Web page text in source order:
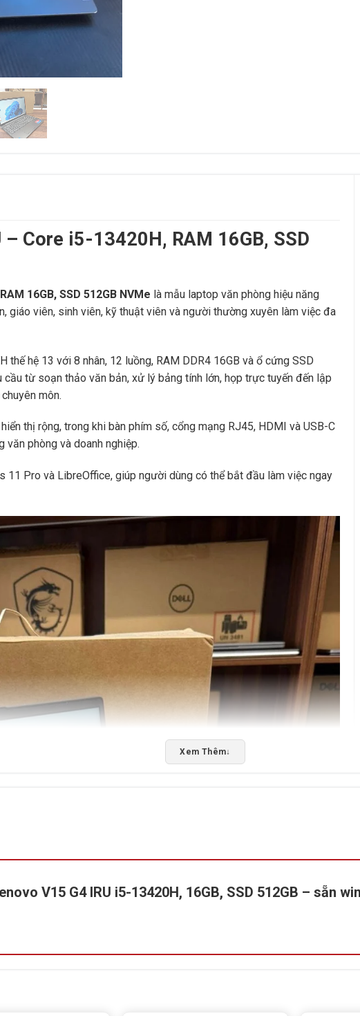
Core i5-13420H, RAM 16GB, SSD
16GB, SSD 512GB NVMe là mẫu laptop văn phòng hiệu năng
giáo viên, sinh viên, kỹ thuật viên và người thường xuyên làm việc đa
hệ 13 với 8 nhân, 12 luồng, RAM DDR4 16GB và ổ cứng SSD
cầu từ soạn thảo văn bản, xử lý bảng tính lớn, họp trực tuyến đến lập
môn.
thị rộng, trong khi bàn phím số, cổng mạng RJ45, HDMI và USB-C
văn phòng và doanh nghiệp.
Pro và LibreOffice, giúp người dùng có thể bắt đầu làm việc ngay
Xem Thêm↓
V15 G4 IRU i5-13420H, 16GB, SSD 512GB – sẵn